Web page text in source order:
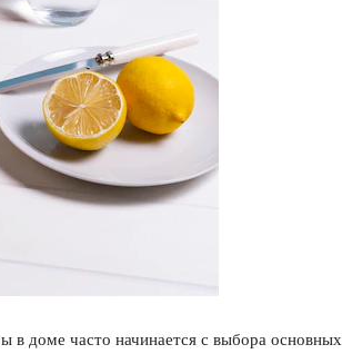
в доме часто начинается с выбора